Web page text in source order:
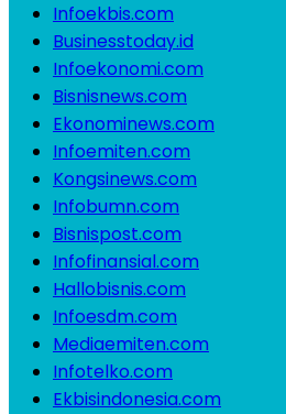
Infoekbis.com
Businesstoday.id
Infoekonomi.com
Bisnisnews.com
Ekonominews.com
Infoemiten.com
Kongsinews.com
Infobumn.com
Bisnispost.com
Infofinansial.com
Hallobisnis.com
Infoesdm.com
Mediaemiten.com
Infotelko.com
Ekbisindonesia.com